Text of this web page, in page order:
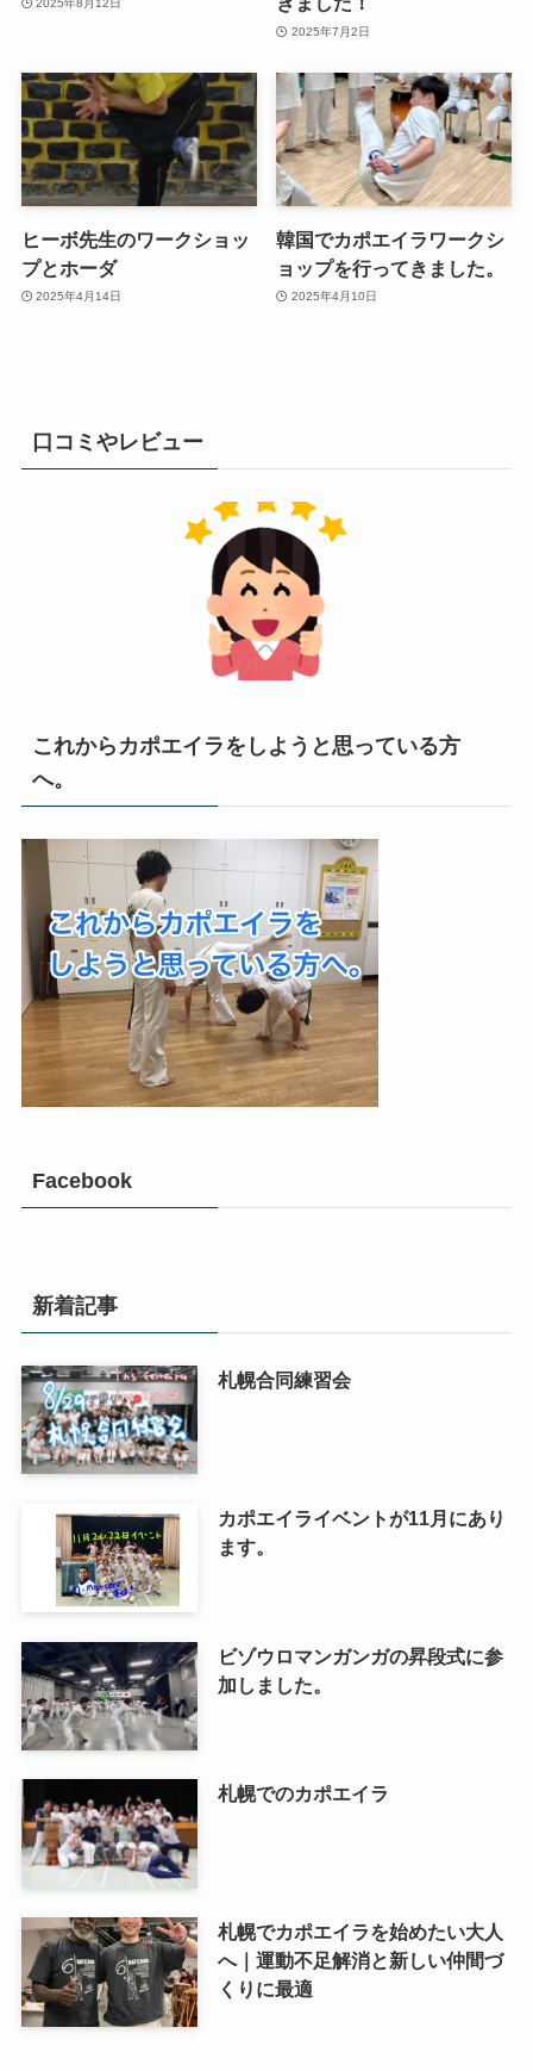
2025年8月12日
2025年7月2日
ヒーボ先生のワークショッ
プとホーダ
2025年4月14日
韓国でカポエイラワークシ
ョップを行ってきました。
2025年4月10日
口コミやレビュー
これからカポエイラをしようと思っている方
へ。
Facebook
新着記事
札幌合同練習会
カポエイライベントが11月にあり
ます。
ビゾウロマンガンガの昇段式に参
加しました。
札幌でのカポエイラ
札幌でカポエイラを始めたい大人
へ｜運動不足解消と新しい仲間づ
くりに最適